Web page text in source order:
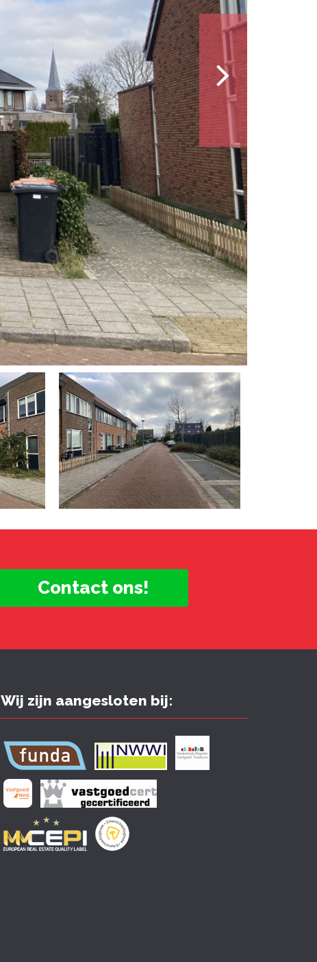
Contact ons!
Wij zijn aangesloten bij: